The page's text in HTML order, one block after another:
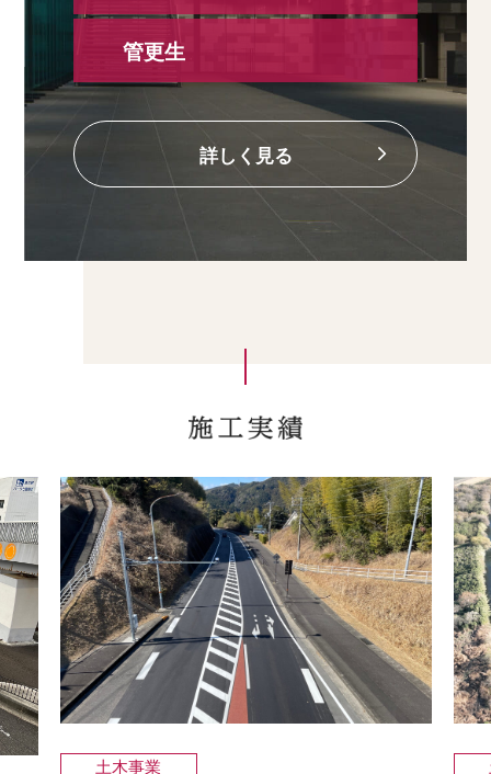
管更生
詳しく見る
土木事業